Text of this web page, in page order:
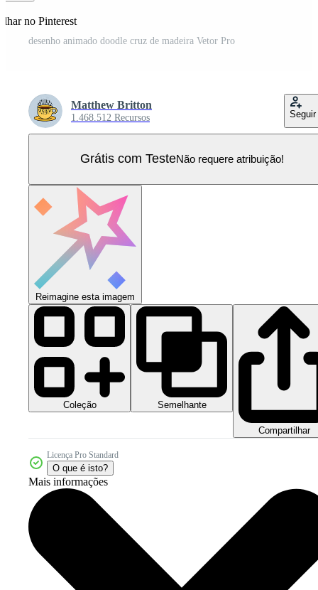
no Pinterest
desenho animado doodle cruz de madeira Vetor Pro
Matthew Britton
1.468.512 Recursos Seguir
Grátis com TesteNão requere atribuição!
Reimagine esta imagem
Coleção Semelhante
Compartilhar
Licença Pro Standard
O que é isto?
Mais informações